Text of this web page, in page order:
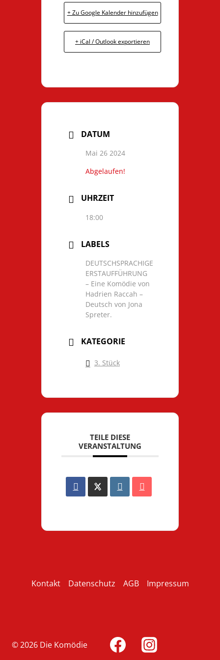
+ Zu Google Kalender hinzufügen
+ iCal / Outlook exportieren
DATUM
Mai 26 2024
Abgelaufen!
UHRZEIT
18:00
LABELS
DEUTSCHSPRACHIGE
ERSTAUFFÜHRUNG
– Eine Komödie von
Hadrien Raccah –
Deutsch von Jona
Spreter.
KATEGORIE
3. Stück
TEILE DIESE
VERANSTALTUNG
Kontakt Datenschutz AGB Impressum
© 2026 Die Komödie